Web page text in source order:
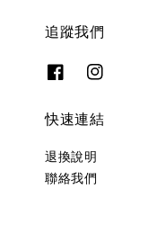
追蹤我們
快速連結
退換說明
聯絡我們